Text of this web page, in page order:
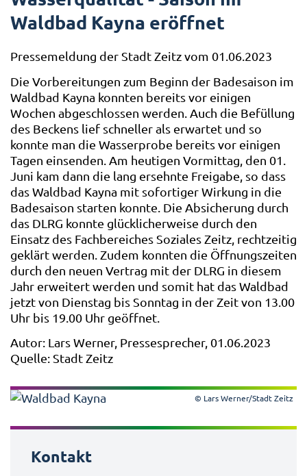
Waldbad Kayna eröffnet
Pressemeldung der Stadt Zeitz vom 01.06.2023
Die Vorbereitungen zum Beginn der Badesaison im
Waldbad Kayna konnten bereits vor einigen
Wochen abgeschlossen werden. Auch die Befüllung
des Beckens lief schneller als erwartet und so
konnte man die Wasserprobe bereits vor einigen
Tagen einsenden. Am heutigen Vormittag, den 01.
Juni kam dann die lang ersehnte Freigabe, so dass
das Waldbad Kayna mit sofortiger Wirkung in die
Badesaison starten konnte. Die Absicherung durch
das DLRG konnte glücklicherweise durch den
Einsatz des Fachbereiches Soziales Zeitz, rechtzeitig
geklärt werden. Zudem konnten die Öffnungszeiten
durch den neuen Vertrag mit der DLRG in diesem
Jahr erweitert werden und somit hat das Waldbad
jetzt von Dienstag bis Sonntag in der Zeit von 13.00
Uhr bis 19.00 Uhr geöffnet.
Autor: Lars Werner, Pressesprecher, 01.06.2023
Quelle: Stadt Zeitz
© Lars Werner/Stadt Zeitz
Kontakt